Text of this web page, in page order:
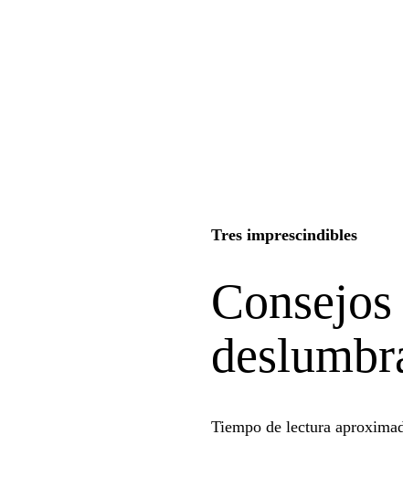
Tres imprescindibles
Tiempo de lectura